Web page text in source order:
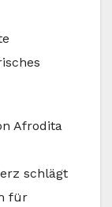
Afrodita
schlägt
für